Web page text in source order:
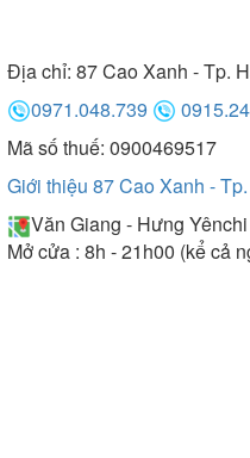
Địa chỉ: 87 Cao Xanh - Tp.
0971.048.739
Mã số thuế: 0900469517
Giới thiệu 87 Cao Xanh -
Văn Giang - Hưng Yên
Mở cửa : 8h - 21h00 (kể cả